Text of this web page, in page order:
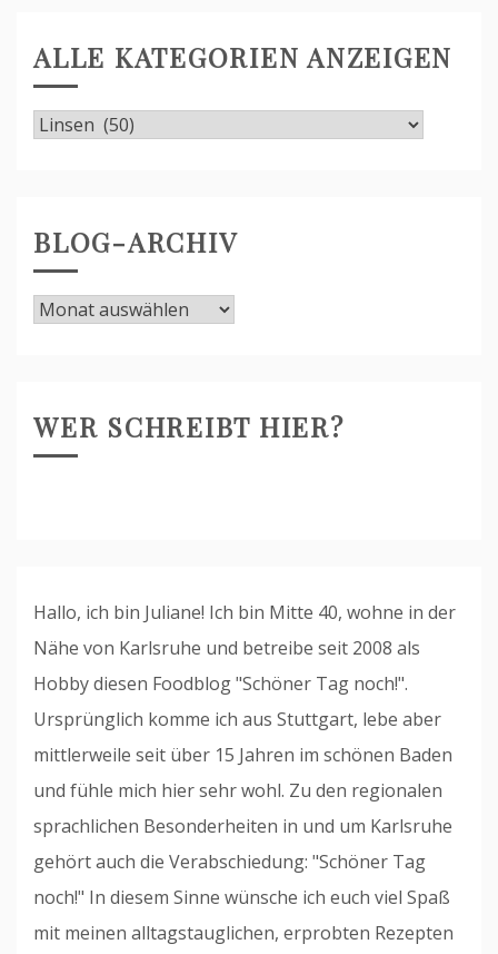
ALLE KATEGORIEN ANZEIGEN
Alle
BLOG-ARCHIV
Blog-
WER SCHREIBT HIER?
Hallo, ich bin Juliane! Ich bin Mitte 40, wohne in der
Nähe von Karlsruhe und betreibe seit 2008 als
Hobby diesen Foodblog "Schöner Tag noch!".
Ursprünglich komme ich aus Stuttgart, lebe aber
mittlerweile seit über 15 Jahren im schönen Baden
und fühle mich hier sehr wohl. Zu den regionalen
sprachlichen Besonderheiten in und um Karlsruhe
gehört auch die Verabschiedung: "Schöner Tag
noch!" In diesem Sinne wünsche ich euch viel Spaß
mit meinen alltagstauglichen, erprobten Rezepten